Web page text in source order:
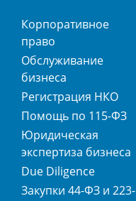
Корпоративное
право
Обслуживание
бизнеса
Регистрация НКО
Помощь по 115-ФЗ
Юридическая
экспертиза бизнеса
Due Diligence
Закупки 44-ФЗ и 223-